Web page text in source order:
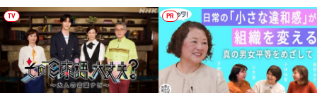
TV PR